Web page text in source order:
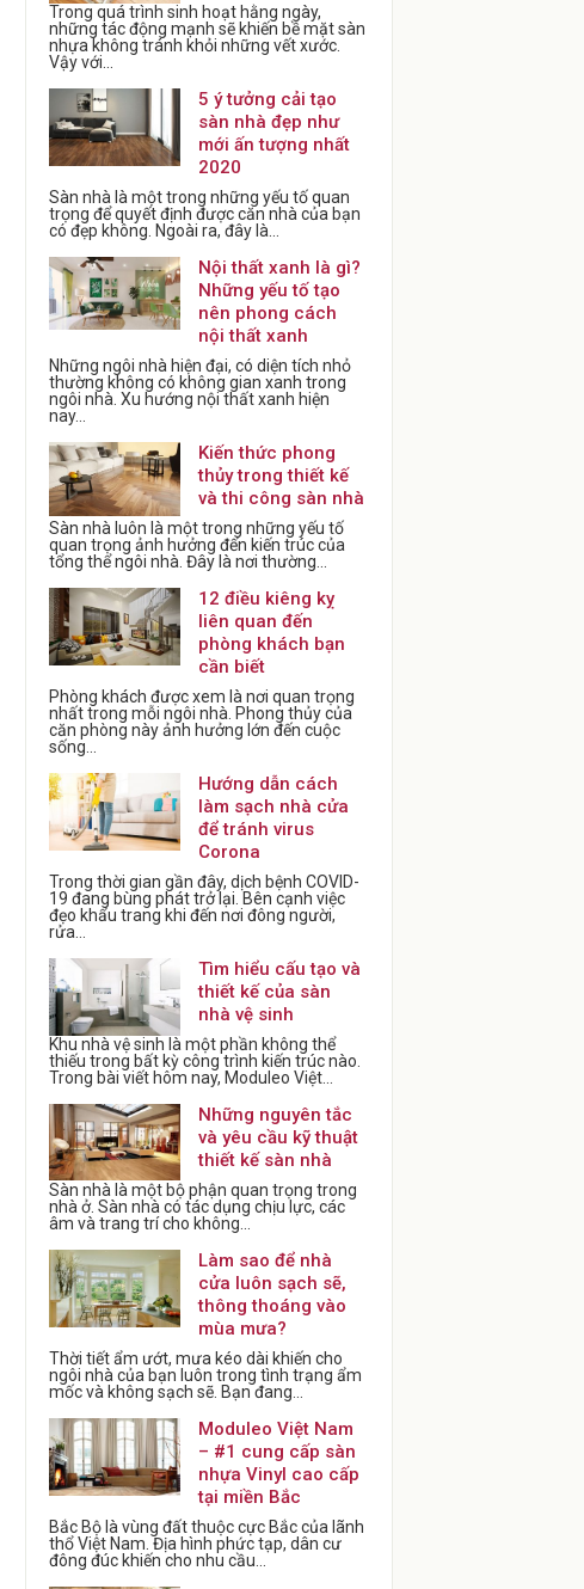
Trong quá trình sinh hoạt hằng ngày,
những tác động mạnh sẽ khiến bề mặt sàn
nhựa không tránh khỏi những vết xước.
Vậy với...
5 ý tưởng cải tạo
sàn nhà đẹp như
mới ấn tượng nhất
2020
Sàn nhà là một trong những yếu tố quan
trọng để quyết định được căn nhà của bạn
có đẹp không. Ngoài ra, đây là...
Nội thất xanh là gì?
Những yếu tố tạo
nên phong cách
nội thất xanh
Những ngôi nhà hiện đại, có diện tích nhỏ
thường không có không gian xanh trong
ngôi nhà. Xu hướng nội thất xanh hiện
nay...
Kiến thức phong
thủy trong thiết kế
và thi công sàn nhà
Sàn nhà luôn là một trong những yếu tố
quan trọng ảnh hưởng đến kiến trúc của
tổng thể ngôi nhà. Đây là nơi thường...
12 điều kiêng kỵ
liên quan đến
phòng khách bạn
cần biết
Phòng khách được xem là nơi quan trọng
nhất trong mỗi ngôi nhà. Phong thủy của
căn phòng này ảnh hưởng lớn đến cuộc
sống...
Hướng dẫn cách
làm sạch nhà cửa
để tránh virus
Corona
Trong thời gian gần đây, dịch bệnh COVID-
19 đang bùng phát trở lại. Bên cạnh việc
đẹo khẩu trang khi đến nơi đông người,
rửa...
Tìm hiểu cấu tạo và
thiết kế của sàn
nhà vệ sinh
Khu nhà vệ sinh là một phần không thể
thiếu trong bất kỳ công trình kiến trúc nào.
Trong bài viết hôm nay, Moduleo Việt...
Những nguyên tắc
và yêu cầu kỹ thuật
thiết kế sàn nhà
Sàn nhà là một bộ phận quan trọng trong
nhà ở. Sàn nhà có tác dụng chịu lực, các
âm và trang trí cho không...
Làm sao để nhà
cửa luôn sạch sẽ,
thông thoáng vào
mùa mưa?
Thời tiết ẩm ướt, mưa kéo dài khiến cho
ngôi nhà của bạn luôn trong tình trạng ẩm
mốc và không sạch sẽ. Bạn đang...
Moduleo Việt Nam
– #1 cung cấp sàn
nhựa Vinyl cao cấp
tại miền Bắc
Bắc Bộ là vùng đất thuộc cực Bắc của lãnh
thổ Việt Nam. Địa hình phức tạp, dân cư
đông đúc khiến cho nhu cầu...